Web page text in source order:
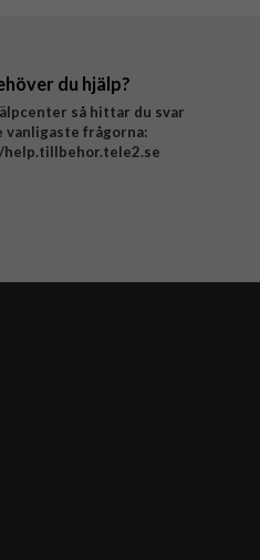
du hjälp?
så hittar du svar
vanligaste frågorna: